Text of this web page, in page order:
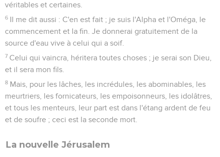
véritables et certaines.
6 Il me dit aussi : C'en est fait ; je suis l'Alpha et l'Oméga, le
commencement et la fin. Je donnerai gratuitement de la
source d'eau vive à celui qui a soif.
7 Celui qui vaincra, héritera toutes choses ; je serai son Dieu,
et il sera mon fils.
8 Mais, pour les lâches, les incrédules, les abominables, les
meurtriers, les fornicateurs, les empoisonneurs, les idolâtres,
et tous les menteurs, leur part est dans l'étang ardent de feu
et de soufre ; ceci est la seconde mort.
La nouvelle Jérusalem